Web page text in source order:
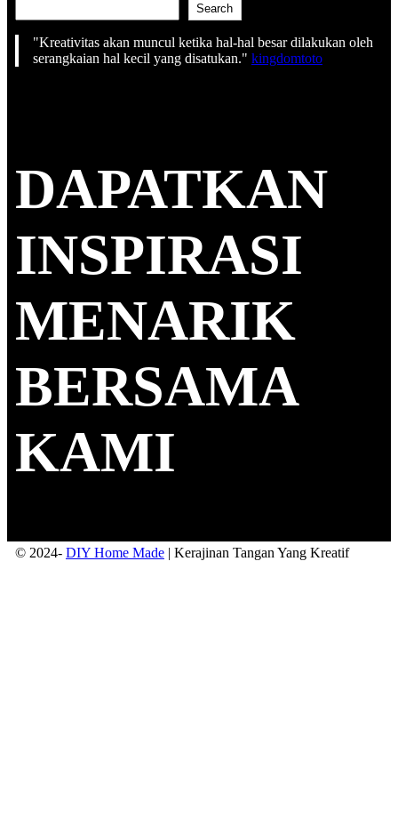
Search
"Kreativitas akan muncul ketika hal-hal besar dilakukan oleh
serangkaian hal kecil yang disatukan." kingdomtoto
DAPATKAN
INSPIRASI
MENARIK
BERSAMA
KAMI
© 2024- DIY Home Made| Kerajinan Tangan Yang Kreatif